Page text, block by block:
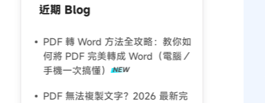
PDF 轉 Word 保留格式
Word 轉 PDF 格式跑掉
PDF 簡體轉繁體終極指南
近期 Blog
PDF 轉 Word 方法全攻略：教你如
何將 PDF 完美轉成 Word（電腦／
手機一次搞懂）
PDF 無法複製文字？2026 最新完